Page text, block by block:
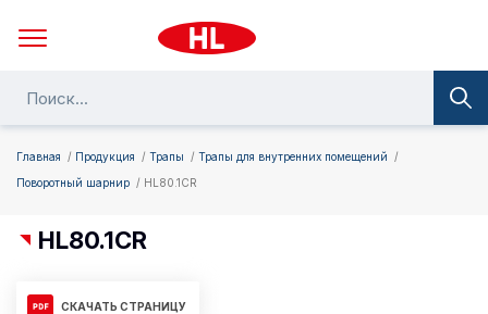
Главная Продукция Трапы
Трапы для внутренних помещений
Поворотный шарнир
HL80.1CR
HL80.1CR
СКАЧАТЬ СТРАНИЦУ